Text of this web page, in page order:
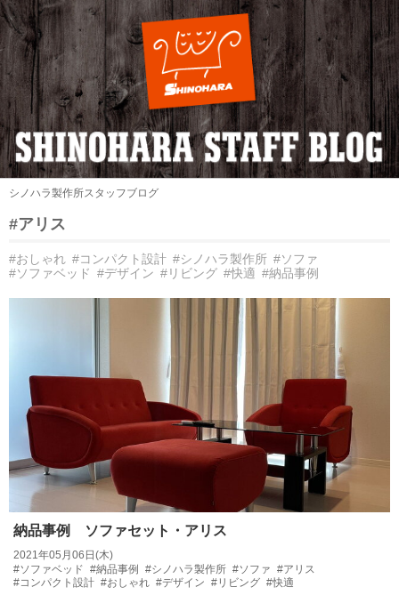
シノハラ製作所スタッフブログ
#アリス
#おしゃれ #コンパクト設計 #シノハラ製作所 #ソファ
#ソファベッド #デザイン #リビング #快適 #納品事例
納品事例 ソファセット・アリス
2021年05月06日(木)
#ソファベッド #納品事例 #シノハラ製作所 #ソファ #アリス
#コンパクト設計 #おしゃれ #デザイン #リビング #快適